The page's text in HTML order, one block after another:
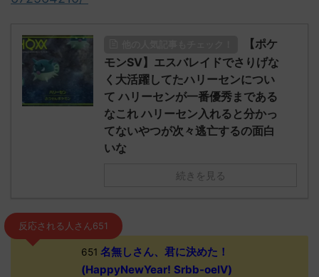
【ポケ
モンSV】エスバレイドでさりげな
く大活躍してたハリーセンについ
て ハリーセンが一番優秀まである
なこれ ハリーセン入れると分かっ
てないやつが次々逃亡するの面白
いな
続きを見る
反応される人さん651
651 名無しさん、君に決めた！
(HappyNewYear! Srbb-oelV)